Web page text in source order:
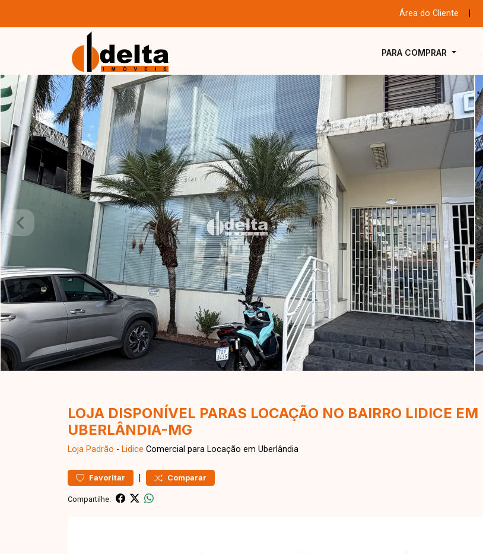
Área do Cliente
PARA COMPRAR
LOJA DISPONÍVEL PARAS LOCAÇÃO NO BAIRRO LIDICE EM
UBERLÂNDIA-MG
Loja Padrão - Lidice Comercial para Locação em Uberlândia
Favoritar | Comparar
Compartilhe: